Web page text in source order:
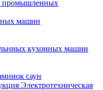
промышленных
машин
кухонных машин
саун
Электротехническая